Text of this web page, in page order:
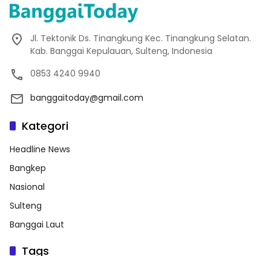
Jl. Tektonik Ds. Tinangkung Kec. Tinangkung Selatan.
Kab. Banggai Kepulauan, Sulteng, Indonesia
0853 4240 9940
banggaitoday@gmail.com
Kategori
Headline News
Bangkep
Nasional
Sulteng
Banggai Laut
Tags